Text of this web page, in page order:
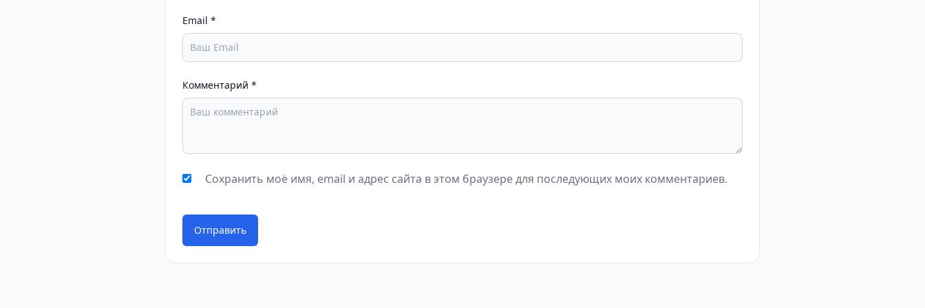
Email *
Комментарий *
Сохранить моё имя, email и адрес сайта в этом браузере для последующих моих комментариев.
Отправить